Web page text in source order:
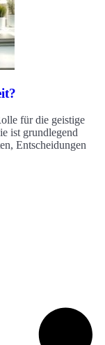
für die geistige
ist grundlegend
Entscheidungen